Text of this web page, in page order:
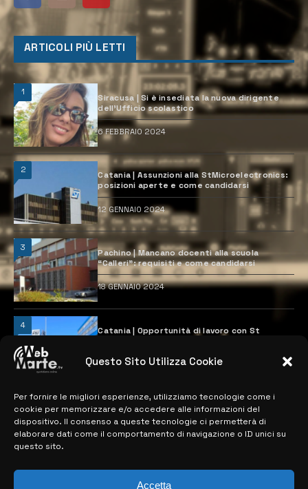
Questo Sito Utilizza Cookie
Per fornire le migliori esperienze, utilizziamo tecnologie come i
cookie per memorizzare e/o accedere alle informazioni del
dispositivo. Il consenso a queste tecnologie ci permetterà di
elaborare dati come il comportamento di navigazione o ID unici su
questo sito.
Accetta
ARTICOLI PIÙ LETTI
1
Siracusa | Si è insediata la nuova dirigente
dell’Ufficio scolastico
6 FEBBRAIO 2024
2
Catania | Assunzioni alla StMicroelectronics:
posizioni aperte e come candidarsi
12 GENNAIO 2024
3
Pachino | Mancano docenti alla scuola
“Calleri”: requisiti e come candidarsi
18 GENNAIO 2024
4
Catania | Opportunità di lavoro con St
28 MARZO 2024
MAPPA DEL SITO
> NOTIZIE